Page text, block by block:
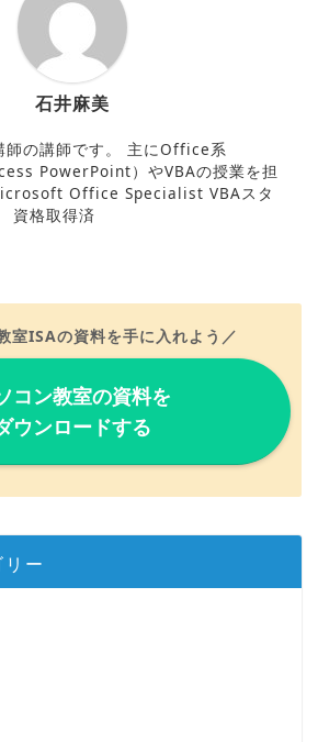
石井麻美
師の講師です。 主にOffice系
PowerPoint）やVBAの授業を担
Office Specialist VBAスタ
資格取得済
室ISAの資料を手に入れよう／
コン教室の資料を
ウンロードする
ー